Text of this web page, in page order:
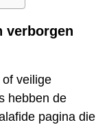
verborgen
veilige
hebben de
pagina die